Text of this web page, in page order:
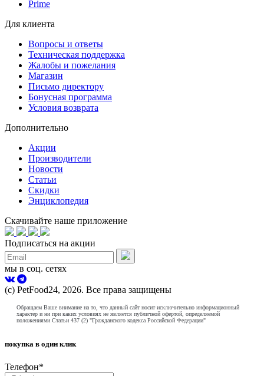
Prime
Для клиента
Вопросы и ответы
Техническая поддержка
Жалобы и пожелания
Магазин
Письмо директору
Бонусная программа
Условия возврата
Дополнительно
Акции
Производители
Новости
Статьи
Скидки
Энциклопедия
Скачивайте наше приложение
Подписаться на акции
мы в соц. сетях
(с) PetFood24, 2026. Все права защищены
Обращаем Ваше внимание на то, что данный сайт носит исключительно информационный
характер и ни при каких условиях не является публичной офертой, определяемой
положениями Статьи 437 (2) "Гражданского кодекса Российской Федерации"
покупка в один клик
Телефон*